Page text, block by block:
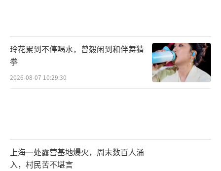
玲花累到不停喝水，曾毅闲到和伴舞猜
拳
2026-08-07 10:29:30
上海一处露营基地爆火，周末数百人涌
入，村民苦不堪言